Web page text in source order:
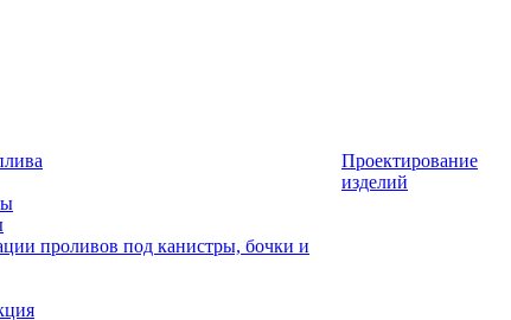
проливов под канистры, бочки и
Проектирование
изделий